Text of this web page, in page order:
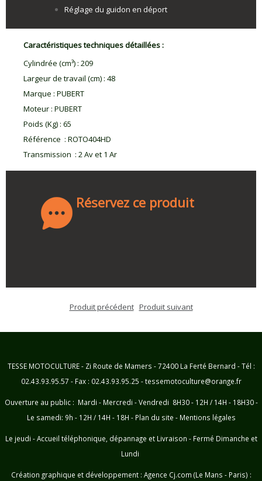
Réglage du guidon en déport
Caractéristiques techniques détaillées :
Cylindrée (cm³) : 209
Largeur de travail (cm) : 48
Marque : PUBERT
Moteur : PUBERT
Poids (Kg) : 65
Référence : ROTO404HD
Transmission : 2 Av et 1 Ar
Réservez ce produit
Produit précédent Produit suivant
TESSE MOTOCULTURE - Zi Route de Mamers - 72400 La Ferté Bernard - Tél :
02.43.93.95.57 - Fax : 02.43.93.95.25 - tessemotoculture@orange.fr
Ouverture au public : Mardi - Mercredi - Vendredi 8H30 - 12H / 14H - 18H30 -
Le samedi: 9h - 12H / 14H - 18H - Plan du site - Mentions légales
Le jeudi - Accueil téléphonique, dépannage et Livraison - Fermé Dimanche et
Lundi
Création graphique et développement : Agence Cj.com (Le Mans - Paris) :